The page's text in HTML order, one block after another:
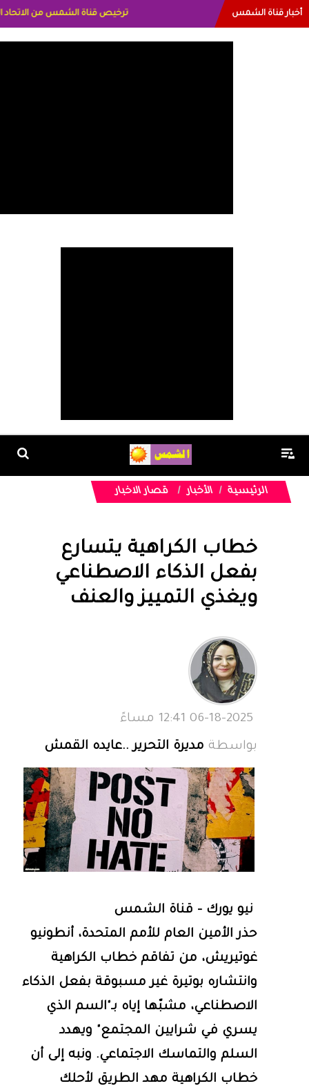
أخبار قناة الشمس
الرئيسية الأخبار قصار الاخبار
خطاب الكراهية يتسارع
بفعل الذكاء الاصطناعي
ويغذي التمييز والعنف
بواسطة مديرة التحرير ..عايده القمش
نيو يورك - قناة الشمس
حذر الأمين العام للأمم المتحدة، أنطونيو
غوتيريش، من تفاقم خطاب الكراهية
وانتشاره بوتيرة غير مسبوقة بفعل الذكاء
الاصطناعي، مشبّها إياه بـ"السم الذي
يسري في شرايين المجتمع" ويهدد
السلم والتماسك الاجتماعي. ونبه إلى أن
خطاب الكراهية مهد الطريق لأحلك